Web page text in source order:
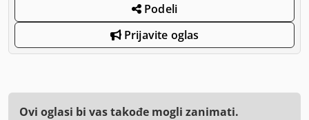
Podeli
Prijavite oglas
Ovi oglasi bi vas takođe mogli zanimati.